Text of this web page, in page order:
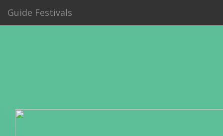
Guide Festivals